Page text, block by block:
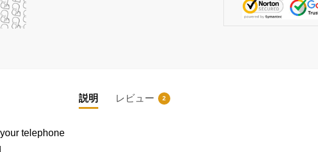
説明 レビュー 2
telephone